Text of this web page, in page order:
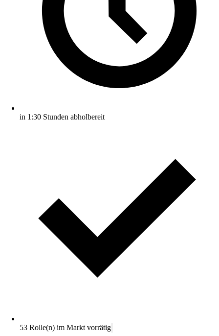
in 1:30 Stunden abholbereit
53 Rolle(n) im Markt vorrätig